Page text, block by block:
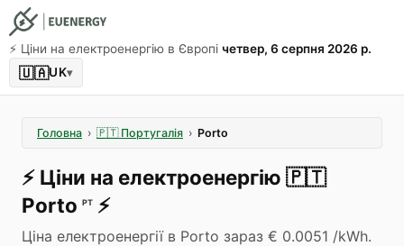
⚡️ Ціни на електроенергію в Європі четвер, 6 серпня 2026 р.
🇺🇦UK▾
Головна › 🇵🇹 Португалія › Porto
⚡️ Ціни на електроенергію 🇵🇹
Porto PT ⚡️
Ціна електроенергії в Porto зараз € 0.0051 /kWh.